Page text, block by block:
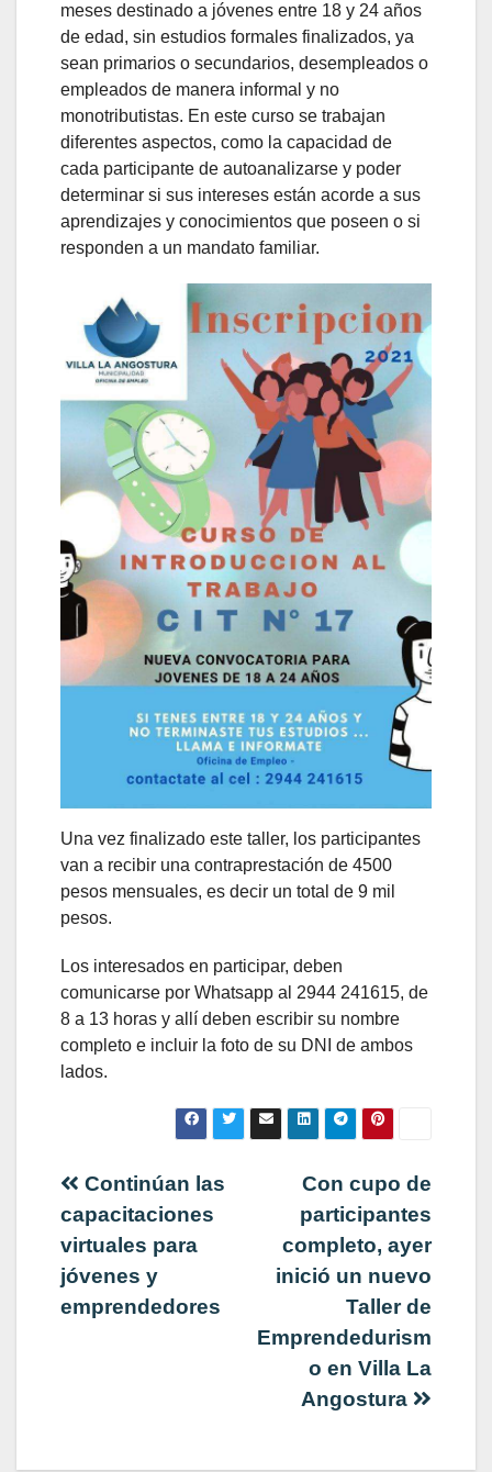
meses destinado a jóvenes entre 18 y 24 años
de edad, sin estudios formales finalizados, ya
sean primarios o secundarios, desempleados o
empleados de manera informal y no
monotributistas. En este curso se trabajan
diferentes aspectos, como la capacidad de
cada participante de autoanalizarse y poder
determinar si sus intereses están acorde a sus
aprendizajes y conocimientos que poseen o si
responden a un mandato familiar.
Una vez finalizado este taller, los participantes
van a recibir una contraprestación de 4500
pesos mensuales, es decir un total de 9 mil
pesos.
Los interesados en participar, deben
comunicarse por Whatsapp al 2944 241615, de
8 a 13 horas y allí deben escribir su nombre
completo e incluir la foto de su DNI de ambos
lados.
Navegación
de
entradas
Con cupo de
participantes
completo, ayer
inició un nuevo
Taller de
Emprendedurism
o en Villa La
Angostura
Continúan las
capacitaciones
virtuales para
jóvenes y
emprendedores